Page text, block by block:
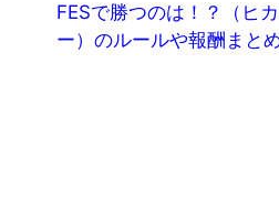
FESで勝つのは！？（ヒ
ー）のルールや報酬まと